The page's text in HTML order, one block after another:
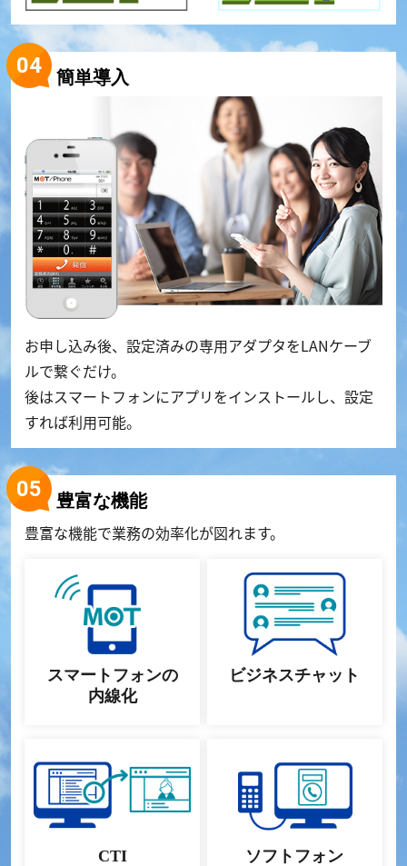
簡単導入
お申し込み後、設定済みの専用アダプタをLANケーブ
ルで繋ぐだけ。
後はスマートフォンにアプリをインストールし、設定
すれば利用可能。
豊富な機能
豊富な機能で業務の効率化が図れます。
スマートフォンの
内線化
ビジネスチャット
CTI ソフトフォン